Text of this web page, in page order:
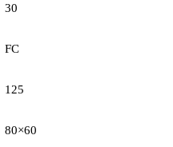
30
FC
125
80×60